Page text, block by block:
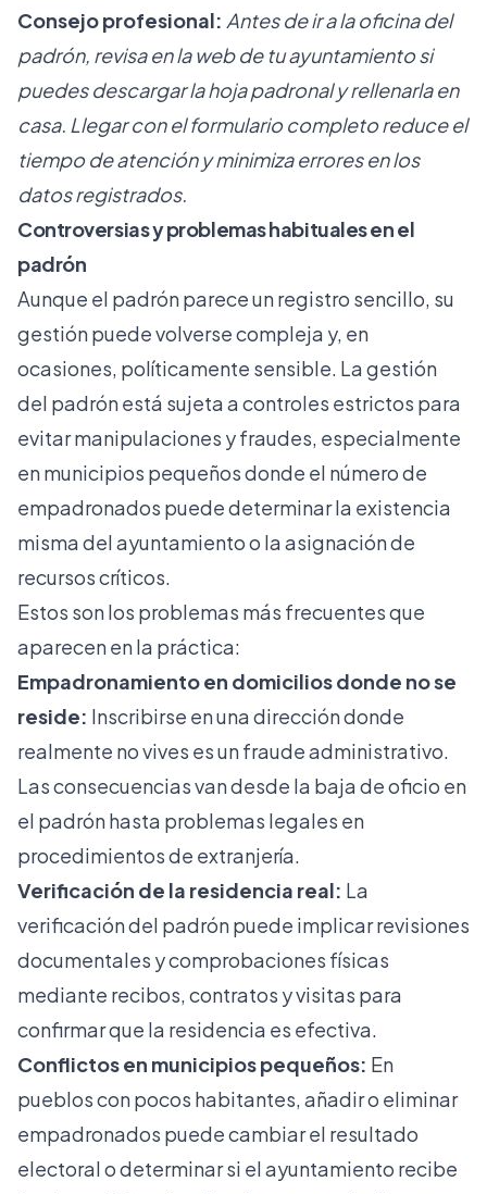
Consejo profesional: Antes de ir a la oficina del
padrón, revisa en la web de tu ayuntamiento si
puedes descargar la hoja padronal y rellenarla en
casa. Llegar con el formulario completo reduce el
tiempo de atención y minimiza errores en los
datos registrados.
Controversias y problemas habituales en el
padrón
Aunque el padrón parece un registro sencillo, su
gestión puede volverse compleja y, en
ocasiones, políticamente sensible. Lagestión
del padrónestá sujeta a controles estrictos para
evitar manipulaciones y fraudes, especialmente
en municipios pequeños donde el número de
empadronados puede determinar la existencia
misma del ayuntamiento o la asignación de
recursos críticos.
Estos son los problemas más frecuentes que
aparecen en la práctica:
Empadronamiento en domicilios donde no se
reside: Inscribirse en una dirección donde
realmente no vives es un fraude administrativo.
Las consecuencias van desde la baja de oficio en
el padrón hasta problemas legales en
procedimientos de extranjería.
Verificación de la residencia real: La
verificación del padrón puede implicar revisiones
documentales y comprobaciones físicas
mediante recibos, contratos y visitas para
confirmar que la residencia es efectiva.
Conflictos en municipios pequeños: En
pueblos con pocos habitantes, añadir o eliminar
empadronados puede cambiar el resultado
electoral o determinar si el ayuntamiento recibe